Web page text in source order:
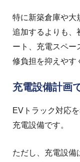
特に新築倉庫や大
追加するよりも、
ート、充電スペー
修負担を抑えやす
充電設備計画
EVトラック対応
充電設備です。
ただし、充電設備